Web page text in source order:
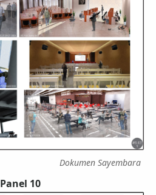
Dokumen Sayembara
Panel 10